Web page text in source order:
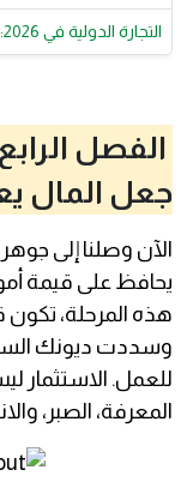
التجارة الدولية في 2026: بين الفرص الاقتصادية والتحديات العالمية
الفصل
جعل المال
الآن وصلنا إلى جوهر
يحافظ على قيمة
هذه المرحلة،
وسددت ديونك
للعمل. الاستثمار
المعرفة، الصبر،